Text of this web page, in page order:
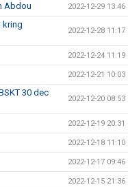
Abdou 2022-12-29 13:46
kring
2022-12-28 11:17
2022-12-24 11:19
2022-12-21 10:03
30 dec
2022-12-20 08:53
2022-12-19 20:31
2022-12-18 11:10
2022-12-17 09:46
2022-12-15 21:36